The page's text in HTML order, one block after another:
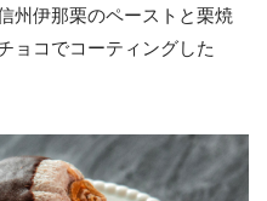
州伊那栗のペーストと栗焼
ョコでコーティングした